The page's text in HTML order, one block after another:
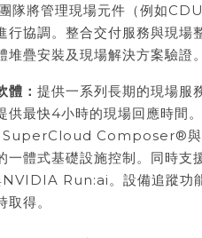
將管理現場元件（例如CDU
行協調。整合交付服務與現場
堆疊安裝及現場解決方案驗證。
體： 提供一系列長期的現場服
供最快4小時的現場回應時
Composer®與
一體式基礎設施控制。同時
Run:ai。設備追蹤功
得。